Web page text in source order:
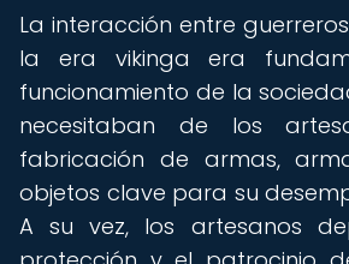
La interacción entre
la era vikinga era
funcionamiento de la
necesitaban de los
fabricación de armas,
objetos clave para su
A su vez, los artesanos